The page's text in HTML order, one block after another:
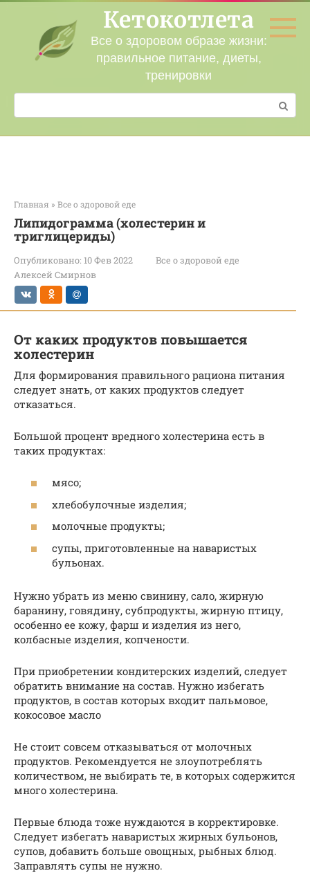
Перейти
контенту
Кетокотлета
Все о здоровом образе жизни:
правильное питание, диеты,
тренировки
Поиск:
Главная » Все о здоровой еде
Липидограмма (холестерин и
триглицериды)
Опубликовано: 10 Фев 2022
Все о здоровой еде
Алексей Смирнов
От каких продуктов повышается
холестерин
Для формирования правильного рациона питания
следует знать, от каких продуктов следует
отказаться.
Большой процент вредного холестерина есть в
таких продуктах:
мясо;
хлебобулочные изделия;
молочные продукты;
супы, приготовленные на наваристых
бульонах.
Нужно убрать из меню свинину, сало, жирную
баранину, говядину, субпродукты, жирную птицу,
особенно ее кожу, фарш и изделия из него,
колбасные изделия, копчености.
При приобретении кондитерских изделий, следует
обратить внимание на состав. Нужно избегать
продуктов, в состав которых входит пальмовое,
кокосовое масло
Не стоит совсем отказываться от молочных
продуктов. Рекомендуется не злоупотреблять
количеством, не выбирать те, в которых содержится
много холестерина.
Первые блюда тоже нуждаются в корректировке.
Следует избегать наваристых жирных бульонов,
супов, добавить больше овощных, рыбных блюд.
Заправлять супы не нужно.